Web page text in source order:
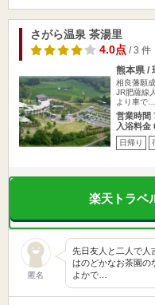
さがら温泉 茶湯里
4.0点/ 3 件
熊本県 /
相良藩願
JR肥薩線
より車で…
営業時間
入浴料金
日帰り
楽天トラベ
匿名
先日友人と二人で人
はのどかなお茶園の
よかで…